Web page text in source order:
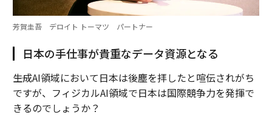
芳賀圭吾 デロイト トーマツ パートナー
日本の手仕事が貴重なデータ資源となる
――生成AI領域において日本は後塵を拝したと喧伝されがち
ですが、フィジカルAI領域で日本は国際競争力を発揮で
きるのでしょうか？